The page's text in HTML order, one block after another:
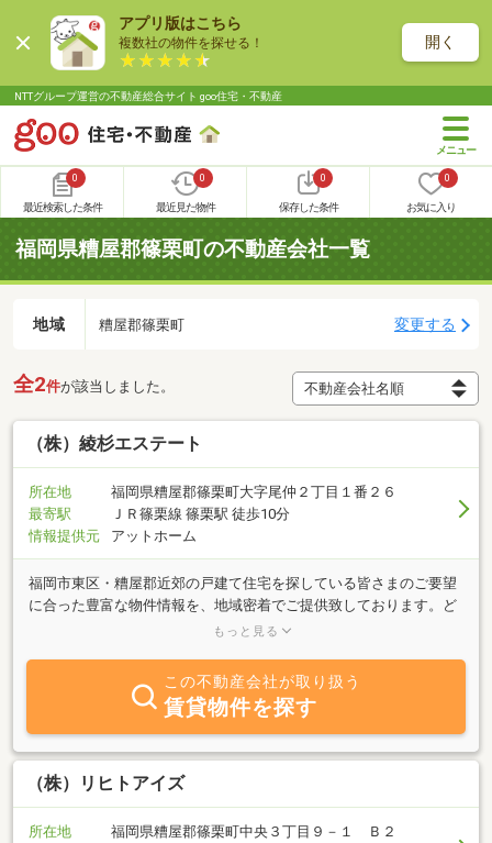
アプリ版はこちら
複数社の物件を探せる！ 開く
NTTグループ運営の不動産総合サイト goo住宅・不動産
0
最近検索した条件
0
最近見た物件
0
保存した条件
0
お気に入り
福岡県糟屋郡篠栗町の不動産会社一覧
地域 糟屋郡篠栗町 変更する
全2件が該当しました。
（株）綾杉エステート
所在地
福岡県糟屋郡篠栗町大字尾仲２丁目１番２６
最寄駅
ＪＲ篠栗線 篠栗駅 徒歩10分
情報提供元
アットホーム
福岡市東区・糟屋郡近郊の戸建て住宅を探している皆さまのご要望
に合った豊富な物件情報を、地域密着でご提供致しております。ど
うぞお気軽にお問い合せ下さい。皆様のご来店を心よりお待ちして
もっと見る
この不動産会社が取り扱う
賃貸物件を探す
（株）リヒトアイズ
所在地
福岡県糟屋郡篠栗町中央３丁目９－１ Ｂ２